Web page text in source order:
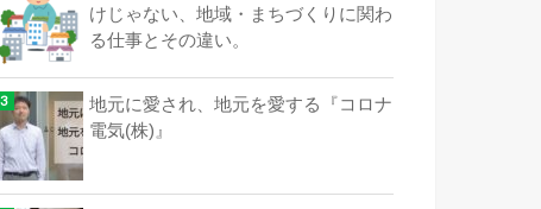
けじゃない、地域・まちづくりに関わ
る仕事とその違い。
地元に愛され、地元を愛する『コロナ
電気(株)』